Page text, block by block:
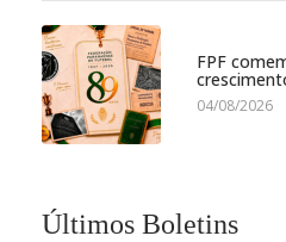
FPF
04/08/2026
Últimos Boletins